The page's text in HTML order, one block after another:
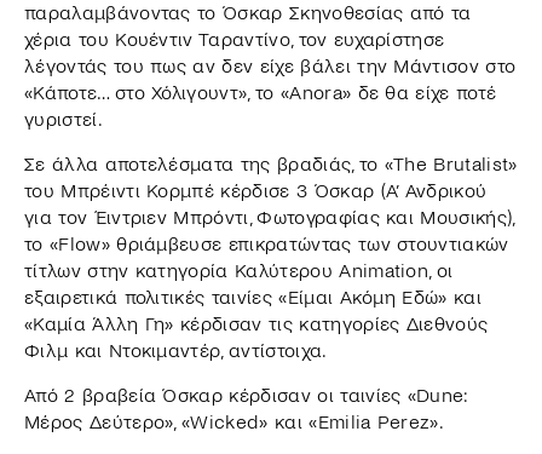
παραλαμβάνοντας το Όσκαρ Σκηνοθεσίας από τα
χέρια του Κουέντιν Ταραντίνο, τον ευχαρίστησε
λέγοντάς του πως αν δεν είχε βάλει την Μάντισον στο
«Κάποτε… στο Χόλιγουντ», το «Anora» δε θα είχε ποτέ
γυριστεί.
Σε άλλα αποτελέσματα της βραδιάς, το «The Brutalist»
του Μπρέιντι Κορμπέ κέρδισε 3 Όσκαρ (Α’ Ανδρικού
για τον Έιντριεν Μπρόντι, Φωτογραφίας και Μουσικής),
το «Flow» θριάμβευσε επικρατώντας των στουντιακών
τίτλων στην κατηγορία Καλύτερου Animation, οι
εξαιρετικά πολιτικές ταινίες «Είμαι Ακόμη Εδώ» και
«Καμία Άλλη Γη» κέρδισαν τις κατηγορίες Διεθνούς
Φιλμ και Ντοκιμαντέρ, αντίστοιχα.
Από 2 βραβεία Όσκαρ κέρδισαν οι ταινίες «Dune:
Μέρος Δεύτερο», «Wicked» και «Emilia Perez».